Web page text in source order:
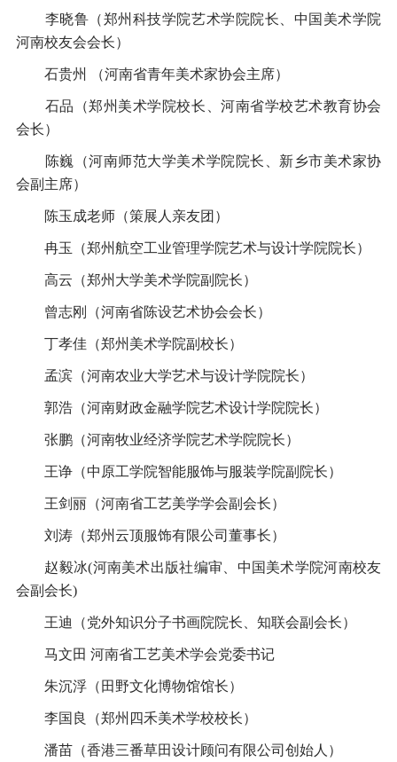
李晓鲁（郑州科技学院艺术学院院长、中国美术学院
河南校友会会长）
石贵州 （河南省青年美术家协会主席）
石品（郑州美术学院校长、河南省学校艺术教育协会
会长）
陈巍（河南师范大学美术学院院长、新乡市美术家协
会副主席）
陈玉成老师（策展人亲友团）
冉玉（郑州航空工业管理学院艺术与设计学院院长）
高云（郑州大学美术学院副院长）
曾志刚（河南省陈设艺术协会会长）
丁孝佳（郑州美术学院副校长）
孟滨（河南农业大学艺术与设计学院院长）
郭浩（河南财政金融学院艺术设计学院院长）
张鹏（河南牧业经济学院艺术学院院长）
王诤（中原工学院智能服饰与服装学院副院长）
王剑丽（河南省工艺美学学会副会长）
刘涛（郑州云顶服饰有限公司董事长）
赵毅冰(河南美术出版社编审、中国美术学院河南校友
会副会长)
王迪（党外知识分子书画院院长、知联会副会长）
马文田 河南省工艺美术学会党委书记
朱沉浮（田野文化博物馆馆长）
李国良（郑州四禾美术学校校长）
潘苗（香港三番草田设计顾问有限公司创始人）